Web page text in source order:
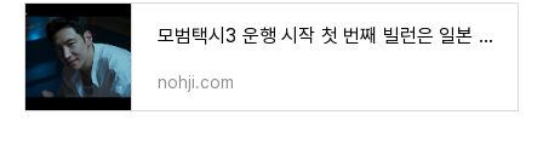
모범택시3 운행 시작 첫 번째 빌런은 일본 사채업자
nohji.com